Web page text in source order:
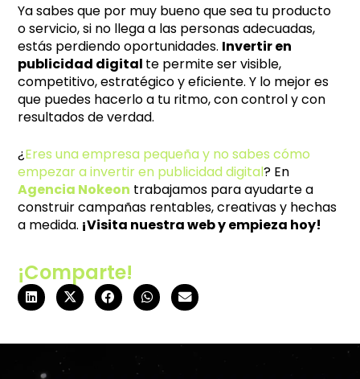
Ya sabes que por muy bueno que sea tu producto
o servicio, si no llega a las personas adecuadas,
estás perdiendo oportunidades. Invertir en
publicidad digital te permite ser visible,
competitivo, estratégico y eficiente. Y lo mejor es
que puedes hacerlo a tu ritmo, con control y con
resultados de verdad.
¿Eres una empresa pequeña y no sabes cómo
empezar a invertir en publicidad digital? En
Agencia Nokeon trabajamos para ayudarte a
construir campañas rentables, creativas y hechas
a medida. ¡Visita nuestra web y empieza hoy!
¡Comparte!